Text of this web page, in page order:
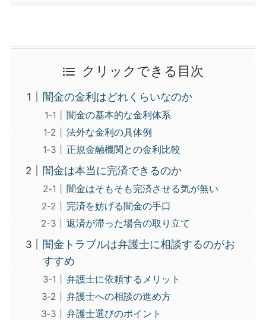
クリックできる目次
闇金の金利はどれくらいなのか
闇金の基本的な金利体系
法外な金利の具体例
正規金融機関との金利比較
闇金は本当に完済できるのか
闇金はそもそも完済させる気が無い
完済を妨げる闇金の手口
返済が滞った場合の取り立て
闇金トラブルは弁護士に相談するのがお
すすめ
弁護士に依頼するメリット
弁護士への相談の進め方
弁護士選びのポイント